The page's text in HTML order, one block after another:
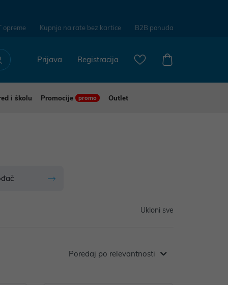
opreme Kupnja na rate bez kartice B2B ponuda
Registracija
Prijava
i školu Promocije promo
Outlet
Ukloni sve
Poredaj po relevantnosti